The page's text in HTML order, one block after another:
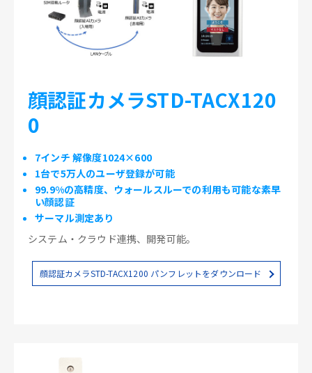
顔認証カメラSTD-TACX120
0
7インチ 解像度1024×600
1台で5万人のユーザ登録が可能
99.9%の高精度、ウォールスルーでの利用も可能な素早
い顔認証
サーマル測定あり
システム・クラウド連携、開発可能。
顔認証カメラSTD-TACX1200 パンフレットをダウンロード